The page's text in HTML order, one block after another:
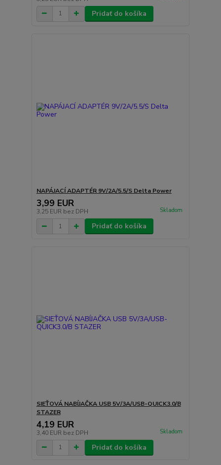
Pridať do košíka
NAPÁJACÍ ADAPTÉR 9V/2A/5.5/S Delta Power
3,99 EUR
3,25 EUR bez DPH Skladom
Pridať do košíka
SIEŤOVÁ NABÍJAČKA USB 5V/3A/USB-QUICK3.0/B
STAZER
4,19 EUR
3,40 EUR bez DPH Skladom
Pridať do košíka